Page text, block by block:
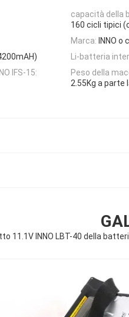
capacità della
160 cicli tipici
Marca: INNO o
Li-batteria
IFS-15:
Peso della
2.55Kg a parte
11.1V INNO LBT-40 della